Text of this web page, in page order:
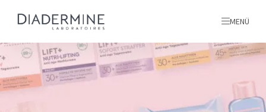
Alle produkte
MENÜ